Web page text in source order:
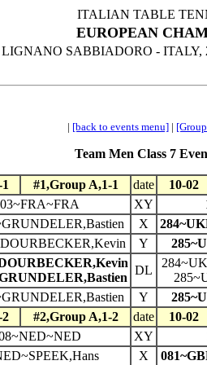
ITALIAN TABLE
EUROPEAN
LIGNANO SABBIADORO - ITALY,
| [back to events menu]|
Team Men Class 7
#1,Group A,1-1 date 10-02
XY
X
Y
DL
Y
#2,Group A,1-2 date 10-02
XY
X